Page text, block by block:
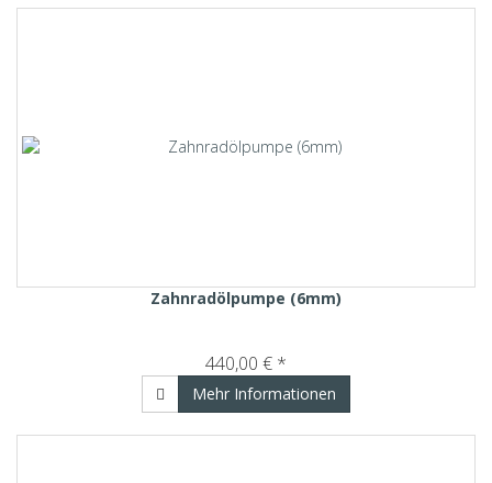
Zahnradölpumpe (6mm)
440,00 € *
Mehr Informationen